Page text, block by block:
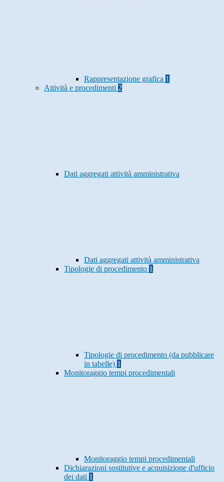
Rappresentazione grafica 1
Attività e procedimenti 2
Dati aggregati attività amministrativa
Dati aggregati attività amministrativa
Tipologie di procedimento 1
Tipologie di procedimento (da pubblicare
in tabelle) 1
Monitoraggio tempi procedimentali
Monitoraggio tempi procedimentali
Dichiarazioni sostitutive e acquisizione d'ufficio
dei dati 1